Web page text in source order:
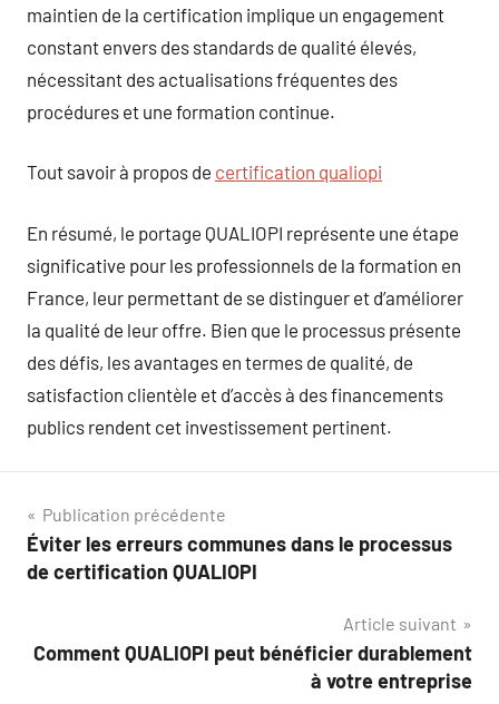
maintien de la certification implique un engagement
constant envers des standards de qualité élevés,
nécessitant des actualisations fréquentes des
procédures et une formation continue.
Tout savoir à propos de certification qualiopi
En résumé, le portage QUALIOPI représente une étape
significative pour les professionnels de la formation en
France, leur permettant de se distinguer et d’améliorer
la qualité de leur offre. Bien que le processus présente
des défis, les avantages en termes de qualité, de
satisfaction clientèle et d’accès à des financements
publics rendent cet investissement pertinent.
Navigation
de
Publication précédente
Éviter les erreurs communes dans le processus
de certification QUALIOPI
Article suivant
Comment QUALIOPI peut bénéficier durablement
à votre entreprise